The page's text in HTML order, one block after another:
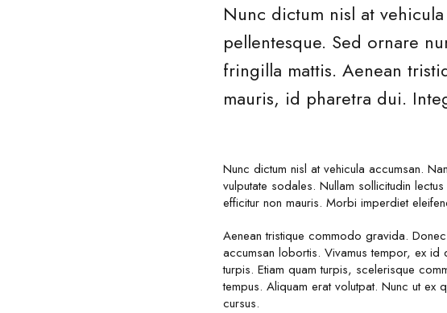
Nunc dictum nisl at
pellentesque. Sed ornare
fringilla mattis. Aenean
mauris, id pharetra dui.
Nunc dictum nisl at vehicula accumsan.
vulputate sodales. Nullam sollicitudin
efficitur non mauris. Morbi imperdiet
Aenean tristique commodo gravida.
accumsan lobortis. Vivamus tempor, ex
turpis. Etiam quam turpis, scelerisque
tempus. Aliquam erat volutpat. Nunc ut ex
cursus.